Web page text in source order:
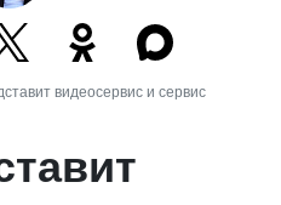
видеосервис и сервис